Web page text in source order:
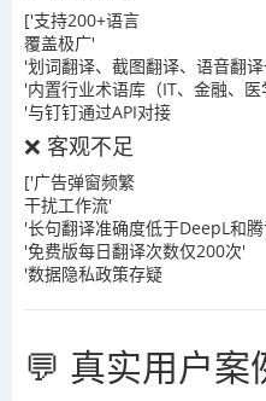
['支持200+语言
覆盖极广'
'划词翻译、截图翻译、语音翻
'内置行业术语库（IT、金融、
'与钉钉通过API对接
❌ 客观不足
['广告弹窗频繁
干扰工作流'
'长句翻译准确度低于DeepL和
'免费版每日翻译次数仅200次'
'数据隐私政策存疑
💬 真实用户案